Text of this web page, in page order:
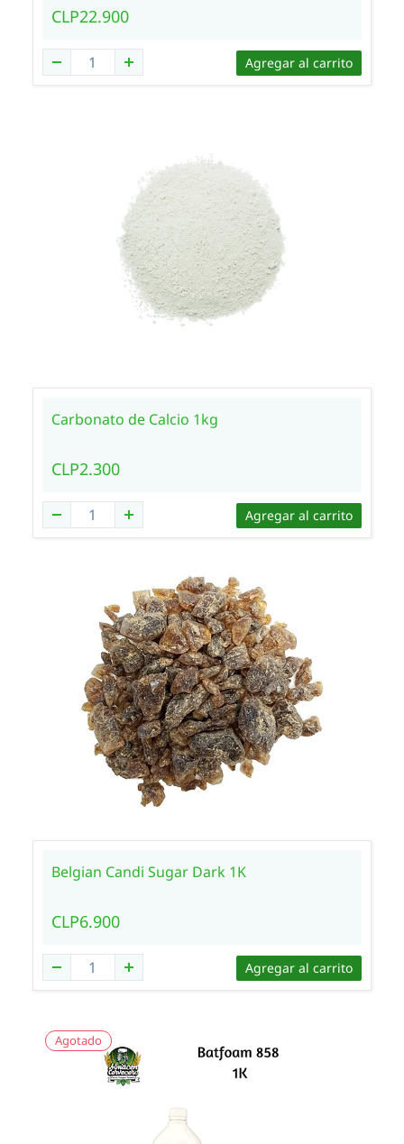
CLP22.900
Agregar al carrito
Carbonato de Calcio 1kg
CLP2.300
Agregar al carrito
Belgian Candi Sugar Dark 1K
CLP6.900
Agregar al carrito
Agotado